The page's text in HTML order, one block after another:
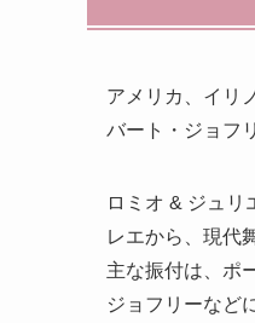
アメリカ、イリ
バート・ジョフ
ロミオ & ジュ
レエから、現代
主な振付は、ポ
ジョフリーなど